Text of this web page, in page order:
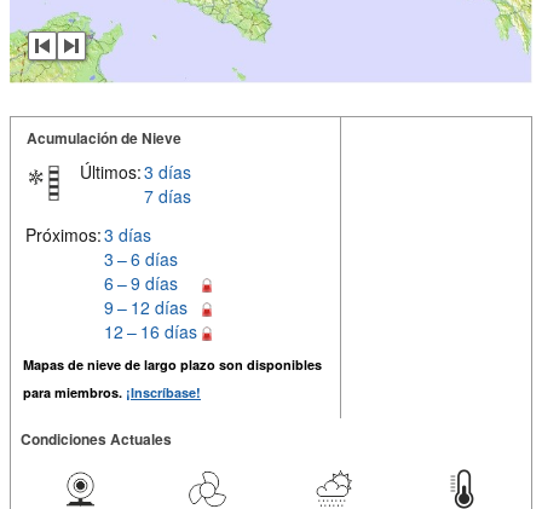
Acumulación de Nieve
Últimos:3 días
7 días
Próximos:3 días
3 – 6 días
6 – 9 días
9 – 12 días
12 – 16 días
Mapas de nieve de largo plazo son disponibles
para miembros. ¡Inscríbase!
Condiciones Actuales